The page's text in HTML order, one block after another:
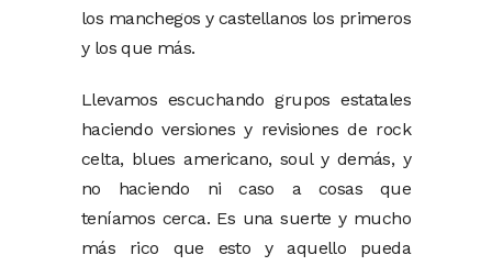
los manchegos y castellanos los primeros
y los que más.
Llevamos escuchando grupos estatales
haciendo versiones y revisiones de rock
celta, blues americano, soul y demás, y
no haciendo ni caso a cosas que
teníamos cerca. Es una suerte y mucho
más rico que esto y aquello pueda